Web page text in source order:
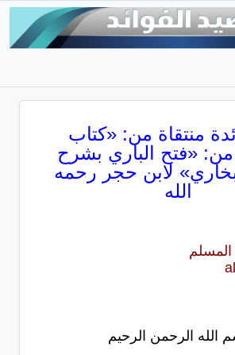
فائدة منتقاة من: «كتاب
من: «فتح الباري بشرح
لابن حجر رحمه
الله
المسلم
الله الرحمن الرحيم